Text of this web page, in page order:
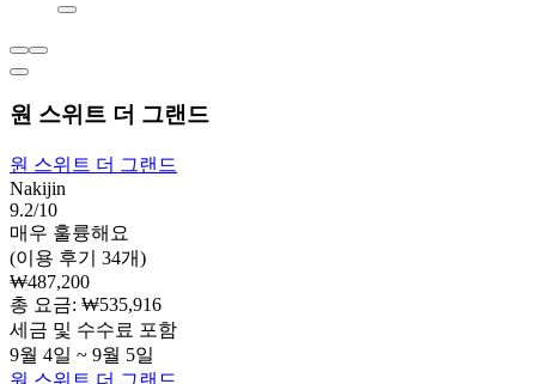
원 스위트 더 그랜드
원 스위트 더 그랜드
Nakijin
9.2/10
매우 훌륭해요
(이용 후기 34개)
₩487,200
총 요금: ₩535,916
세금 및 수수료 포함
9월 4일 ~ 9월 5일
원 스위트 더 그랜드